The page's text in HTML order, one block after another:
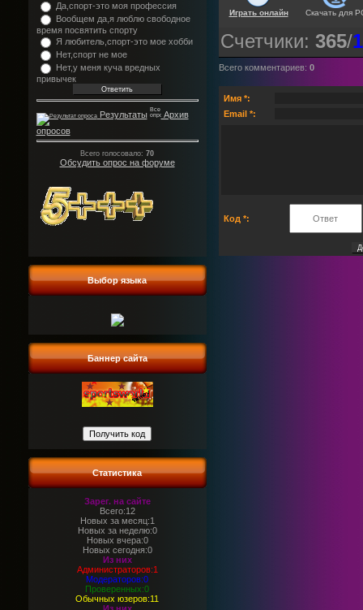
Да,спорт-это моя профессия
Вообщем да,я люблю свободное
время посвятить спорту
Я любитель,спорт-это мое хобби
Нет,спорт не мое
Нет,у меня куча вредных
привычек
Результаты
Архив
опросов
Всего голосовало: 70
Обсудить опрос на форуме
Выбор языка
Баннер сайта
Статистика
Зарег. на сайте
Всего:12
Новых за месяц:1
Новых за неделю:0
Новых вчера:0
Новых сегодня:0
Из них
Администраторов:1
Модераторов:0
Проверенных:0
Обычных юзеров:11
Играть онлайн Скачать для
Счетчики: 365/
Всего комментариев: 0
Имя *:
Email *:
Код *: